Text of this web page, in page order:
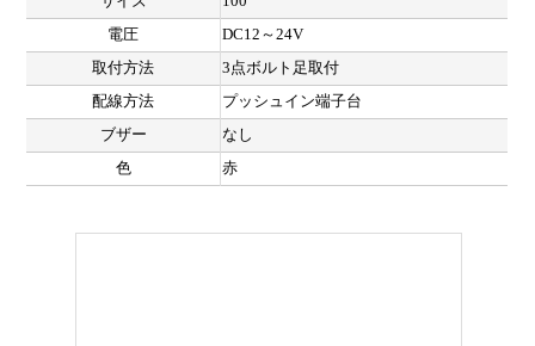
電圧
DC12～24V
取付方法
3点ボルト足取付
配線方法
プッシュイン端子台
ブザー
なし
色
赤